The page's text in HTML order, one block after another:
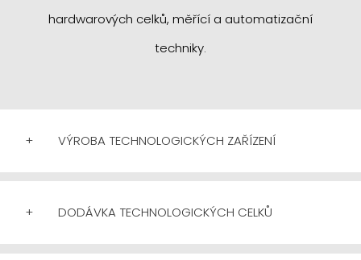
hardwarových celků, měřící a automatizační
techniky.
+ VÝROBA TECHNOLOGICKÝCH ZAŘÍZENÍ
+ DODÁVKA TECHNOLOGICKÝCH CELKŮ